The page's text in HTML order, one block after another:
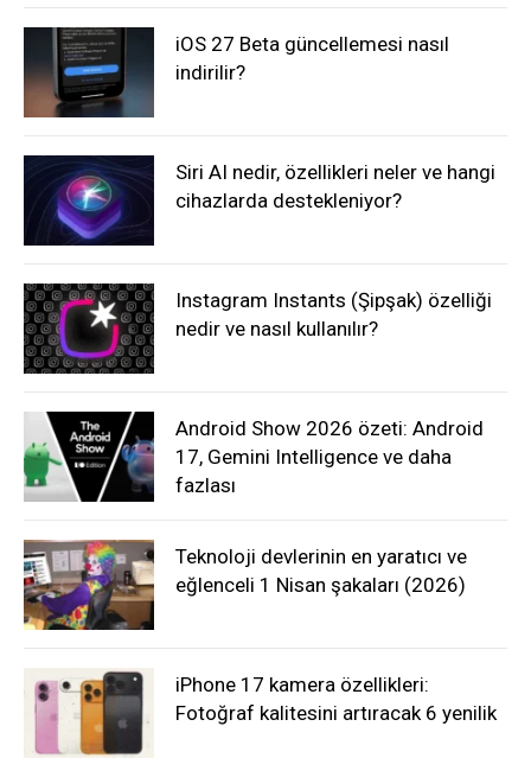
iOS 27 Beta güncellemesi nasıl
indirilir?
Siri AI nedir, özellikleri neler ve hangi
cihazlarda destekleniyor?
Instagram Instants (Şipşak) özelliği
nedir ve nasıl kullanılır?
Android Show 2026 özeti: Android
17, Gemini Intelligence ve daha
fazlası
Teknoloji devlerinin en yaratıcı ve
eğlenceli 1 Nisan şakaları (2026)
iPhone 17 kamera özellikleri:
Fotoğraf kalitesini artıracak 6 yenilik